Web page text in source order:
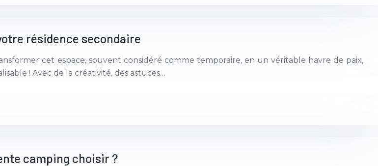
résidence secondaire
cet espace, souvent considéré comme temporaire, en un véritable havre de paix,
! Avec de la créativité, des astuces…
camping choisir ?